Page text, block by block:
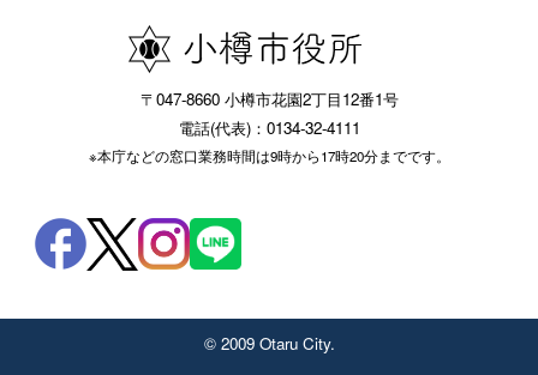
〒047-8660 小樽市花園2丁目12番1号
電話(代表)：0134-32-4111
※本庁などの窓口業務時間は9時から17時20分までです。
© 2009 Otaru City.